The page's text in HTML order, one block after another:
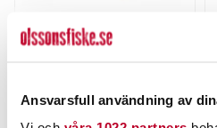
Ansvarsfull användning av
STRIKE PRO
Nuvarande pris
99,00 krTidigare pris:
99,00 kr